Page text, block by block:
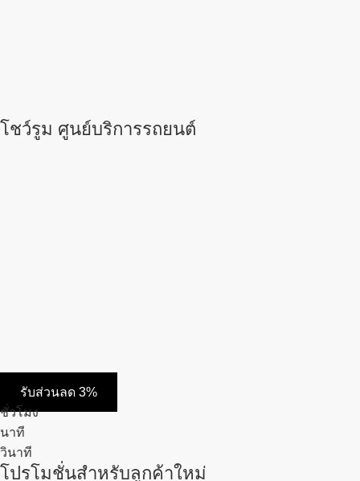
โชว์รูม ศูนย์บริการรถยนต์
รับส่วนลด 3%
ชั่วโมง
นาที
วินาที
โปรโมชั่นสำหรับลูกค้าใหม่